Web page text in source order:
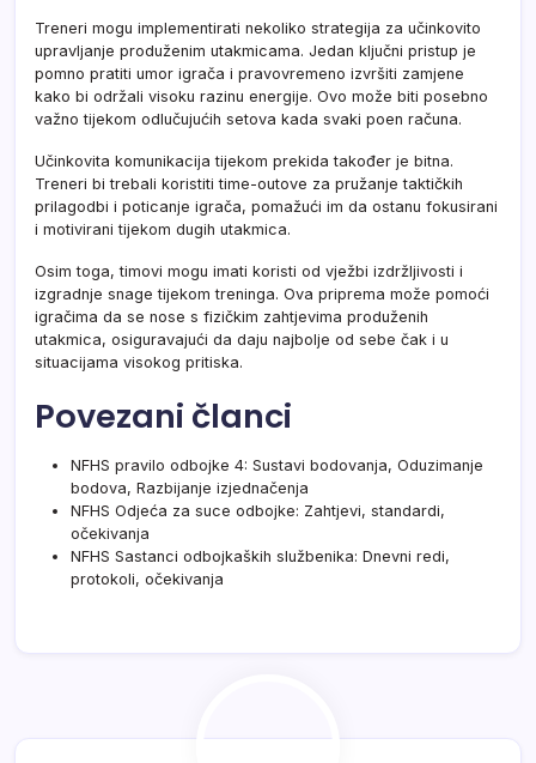
Treneri mogu implementirati nekoliko strategija za učinkovito
upravljanje produženim utakmicama. Jedan ključni pristup je
pomno pratiti umor igrača i pravovremeno izvršiti zamjene
kako bi održali visoku razinu energije. Ovo može biti posebno
važno tijekom odlučujućih setova kada svaki poen računa.
Učinkovita komunikacija tijekom prekida također je bitna.
Treneri bi trebali koristiti time-outove za pružanje taktičkih
prilagodbi i poticanje igrača, pomažući im da ostanu fokusirani
i motivirani tijekom dugih utakmica.
Osim toga, timovi mogu imati koristi od vježbi izdržljivosti i
izgradnje snage tijekom treninga. Ova priprema može pomoći
igračima da se nose s fizičkim zahtjevima produženih
utakmica, osiguravajući da daju najbolje od sebe čak i u
situacijama visokog pritiska.
Povezani članci
NFHS pravilo odbojke 4: Sustavi bodovanja, Oduzimanje
bodova, Razbijanje izjednačenja
NFHS Odjeća za suce odbojke: Zahtjevi, standardi,
očekivanja
NFHS Sastanci odbojkaških službenika: Dnevni redi,
protokoli, očekivanja